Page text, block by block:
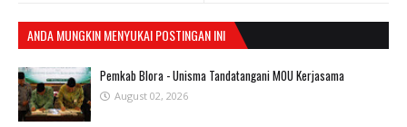
ANDA MUNGKIN MENYUKAI POSTINGAN INI
Pemkab Blora - Unisma Tandatangani MOU Kerjasama
August 02, 2026